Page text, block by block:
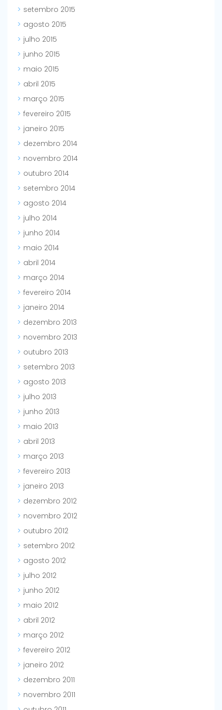
setembro 2015
agosto 2015
julho 2015
junho 2015
maio 2015
abril 2015
março 2015
fevereiro 2015
janeiro 2015
dezembro 2014
novembro 2014
outubro 2014
setembro 2014
agosto 2014
julho 2014
junho 2014
maio 2014
abril 2014
março 2014
fevereiro 2014
janeiro 2014
dezembro 2013
novembro 2013
outubro 2013
setembro 2013
agosto 2013
julho 2013
junho 2013
maio 2013
abril 2013
março 2013
fevereiro 2013
janeiro 2013
dezembro 2012
novembro 2012
outubro 2012
setembro 2012
agosto 2012
julho 2012
junho 2012
maio 2012
abril 2012
março 2012
fevereiro 2012
janeiro 2012
dezembro 2011
novembro 2011